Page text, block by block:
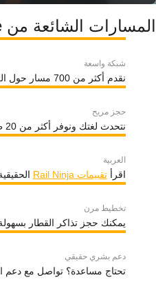
المسارات الشائعة من Torbole إلى البندقية
شبكة واسعة
نقدم أكثر من 700 مسار حول العالم.
حجز مريح
نتحدث لغتك ونوفر أكثر من 20 طريقة دفع.
العربية
اقرأتقييمات Rail Ninja
تخطيط مرن
يمكنك حجز تذاكر القطار
دعم بشري حقيقي
تحتاج مساعدة؟ تواصل مع دعم